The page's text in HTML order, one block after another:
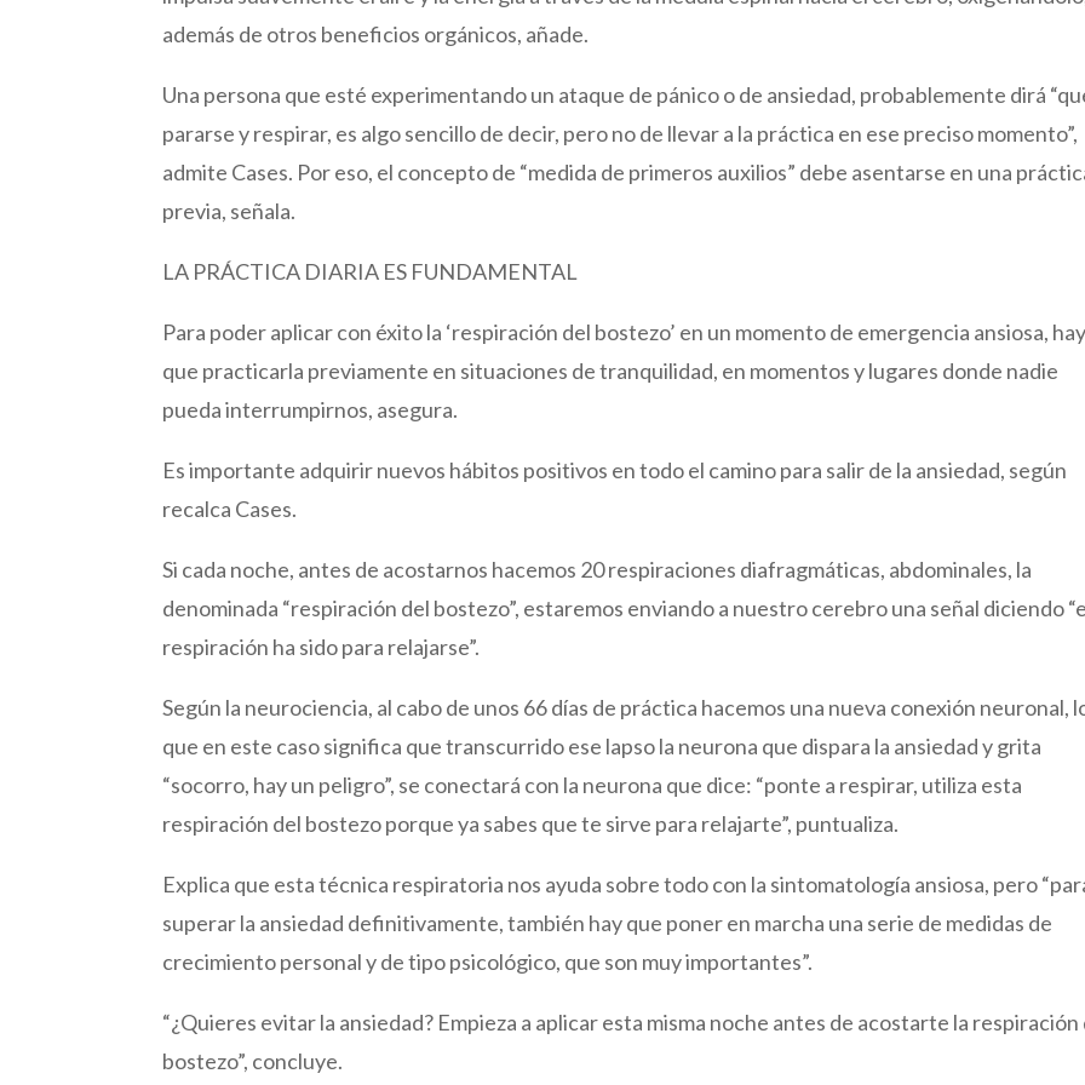
además de otros beneficios orgánicos, añade.
Una persona que esté experimentando un ataque de pánico o de ansiedad, probablemente dirá
pararse y respirar, es algo sencillo de decir, pero no de llevar a la práctica en ese preciso momento”,
admite Cases. Por eso, el concepto de “medida de primeros auxilios” debe asentarse en una
previa, señala.
LA PRÁCTICA DIARIA ES FUNDAMENTAL
Para poder aplicar con éxito la ‘respiración del bostezo’ en un momento de emergencia ansiosa, hay
que practicarla previamente en situaciones de tranquilidad, en momentos y lugares donde nadie
pueda interrumpirnos, asegura.
Es importante adquirir nuevos hábitos positivos en todo el camino para salir de la ansiedad, según
recalca Cases.
Si cada noche, antes de acostarnos hacemos 20 respiraciones diafragmáticas, abdominales, la
denominada “respiración del bostezo”, estaremos enviando a nuestro cerebro una señal diciendo
respiración ha sido para relajarse”.
Según la neurociencia, al cabo de unos 66 días de práctica hacemos una nueva conexión neuronal,
que en este caso significa que transcurrido ese lapso la neurona que dispara la ansiedad y grita
“socorro, hay un peligro”, se conectará con la neurona que dice: “ponte a respirar, utiliza esta
respiración del bostezo porque ya sabes que te sirve para relajarte”, puntualiza.
Explica que esta técnica respiratoria nos ayuda sobre todo con la sintomatología ansiosa, pero
superar la ansiedad definitivamente, también hay que poner en marcha una serie de medidas de
crecimiento personal y de tipo psicológico, que son muy importantes”.
“¿Quieres evitar la ansiedad? Empieza a aplicar esta misma noche antes de acostarte la respiración
bostezo”, concluye.